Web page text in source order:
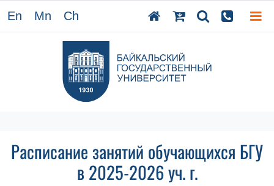
En Mn Ch
Расписание занятий обучающихся БГУ
в 2025-2026 уч. г.